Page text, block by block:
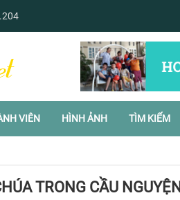
VIÊN HÌNH ẢNH TÌM KIẾM
TRONG CẦU